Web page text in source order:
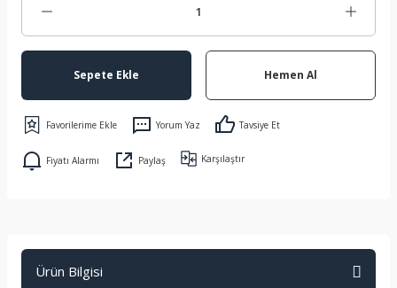
Sepete Ekle Hemen Al
Yorum Yaz Tavsiye Et
Fiyatı Alarmı Paylaş Karşılaştır
Ürün Bilgisi